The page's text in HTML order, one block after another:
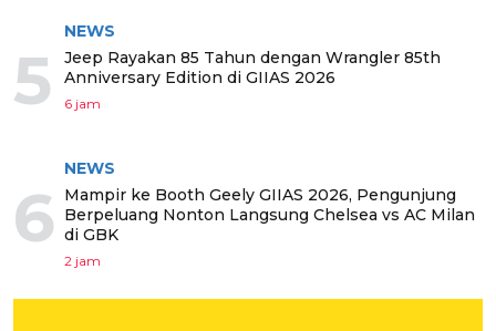
5
NEWS
Jeep Rayakan 85 Tahun dengan Wrangler 85th
Anniversary Edition di GIIAS 2026
6 jam
6
NEWS
Mampir ke Booth Geely GIIAS 2026, Pengunjung
Berpeluang Nonton Langsung Chelsea vs AC Milan
di GBK
2 jam